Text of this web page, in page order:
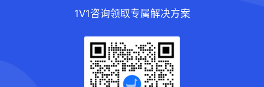
1V1咨询领取专属解决方案